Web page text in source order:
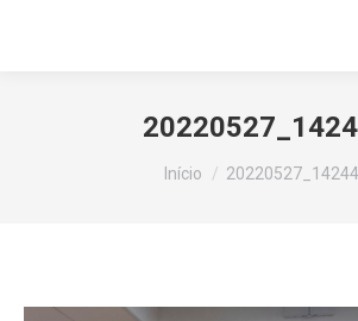
Você está aqui:
Início